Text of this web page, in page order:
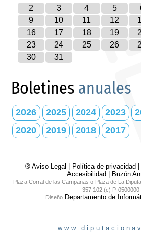
2
3 4 5
9
10 11 12
16
17 18 19
23
24 25 26
30
31
Boletines anuales
2026 2025 2024 2023
2020
2019 2018 2017
® Aviso Legal Política de privacidad
Accesibilidad
Buzón
Plaza Corral de las Campanas o Plaza de La
357 102 (c) P-0500000-
DiseñoDepartamento de